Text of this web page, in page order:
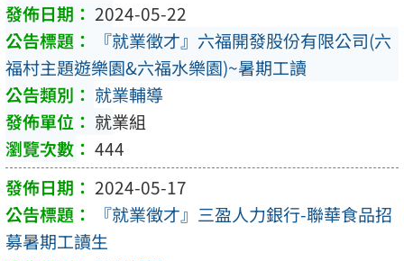
2024-05-22
『就業徵才』六福開發股份有限公司(六
福村主題遊樂園&六福水樂園)~暑期工讀
就業輔導
就業組
444
2024-05-17
『就業徵才』三盈人力銀行-聯華食品招
募暑期工讀生